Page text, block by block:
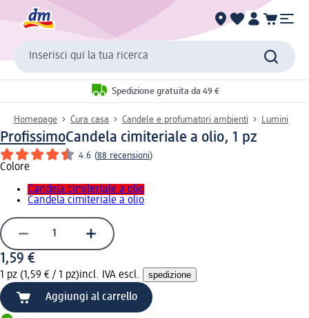
Inserisci qui la tua ricerca
Spedizione gratuita da 49 €
Homepage Cura casa Candele e profumatori ambienti Lumini
ProfissimoCandela cimiteriale a olio, 1 pz
4.6 (88 recensioni)
Colore
Candela cimiteriale a olio
Candela cimiteriale a olio
1,59 €
1 pz (1,59 € / 1 pz)incl. IVA escl. spedizione
Aggiungi al carrello